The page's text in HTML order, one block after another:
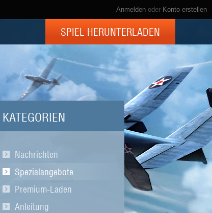
Anmelden oder Konto erstellen
SPIEL HERUNTERLADEN
KATEGORIEN
Nachrichten
Spezialangebote
Premium-Laden
Anleitung